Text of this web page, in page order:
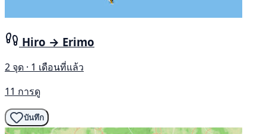
Hiro → Erimo
2 จุด · 1 เดือนที่แล้ว
11 การดู
บันทึก